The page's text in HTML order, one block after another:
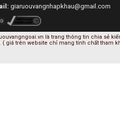
giaruouvangnhapkhau@gmail.com
là trang thông tin chia sẻ
giá trên website chỉ mang tính chất tham